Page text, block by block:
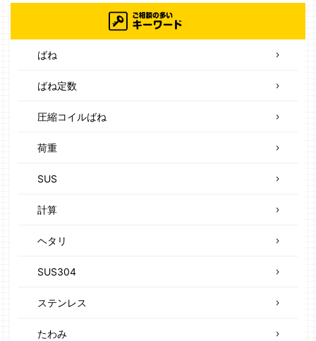
ばね
ばね定数
圧縮コイルばね
荷重
SUS
計算
ヘタリ
SUS304
ステンレス
たわみ